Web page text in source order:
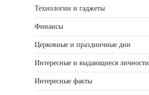
Технологии и гаджеты
Финансы
Церковные и праздничные дни
Интересные и выдающиеся личности
Интересные факты